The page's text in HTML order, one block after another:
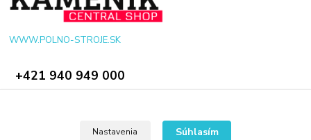
WWW.POLNO-STROJE.SK
+421 940 949 000
Nastavenia Súhlasím